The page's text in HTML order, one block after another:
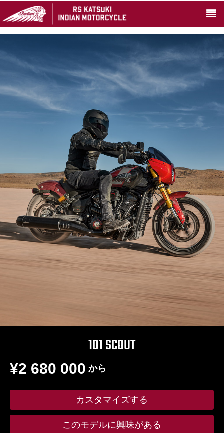
101 SCOUT
から
¥2 680 000
カスタマイズする
このモデルに興味がある